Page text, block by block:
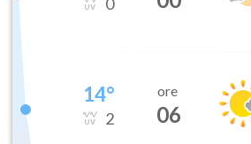
14°
2
ore
06